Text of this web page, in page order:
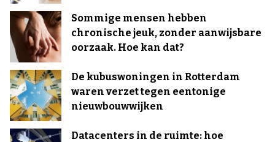
Sommige mensen hebben
chronische jeuk, zonder aanwijsbare
oorzaak. Hoe kan dat?
De kubuswoningen in Rotterdam
waren verzet tegen eentonige
nieuwbouwwijken
Datacenters in de ruimte: hoe